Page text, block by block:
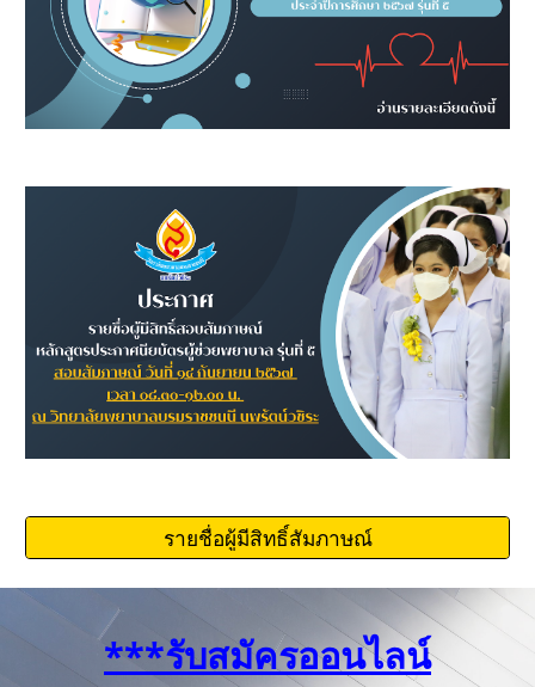
รายชื่อผู้มีสิทธิ์สัมภาษณ์
***รับสมัครออนไลน์